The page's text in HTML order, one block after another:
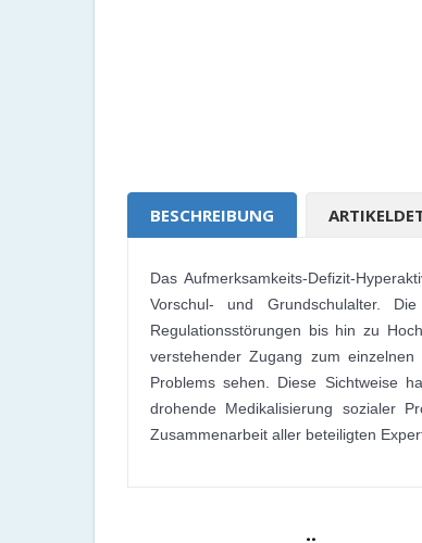
BESCHREIBUNG
Das Aufmerksamkeits-Defizit-
Vorschul- und Grundschulalter.
Regulationsstörungen bis hin zu
verstehender Zugang zum
Problems sehen. Diese Sichtweise
drohende Medikalisierung sozialer
Zusammenarbeit aller beteiligten